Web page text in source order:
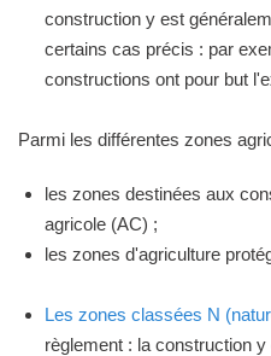
construction y est
certains cas précis : par
constructions ont pour but
Parmi les différentes zones
les zones destinées aux
agricole (AC) ;
les zones d'agriculture
Les zones classées N
règlement : la construction